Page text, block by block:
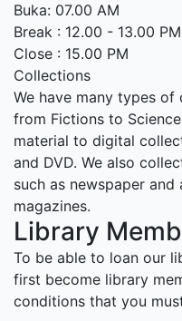
Buka: 07.00 AM
Break : 12.00 - 13.00 PM
Close : 15.00 PM
Collections
We have many types
from Fictions to
material to digital
and DVD. We also
such as newspaper
magazines.
Library
To be able to loan our
first become library
conditions that you